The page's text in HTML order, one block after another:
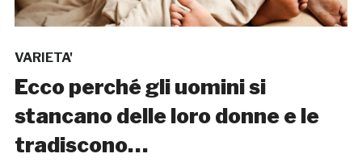
VARIETA'
Ecco perché gli uomini si
stancano delle loro donne e le
tradiscono…